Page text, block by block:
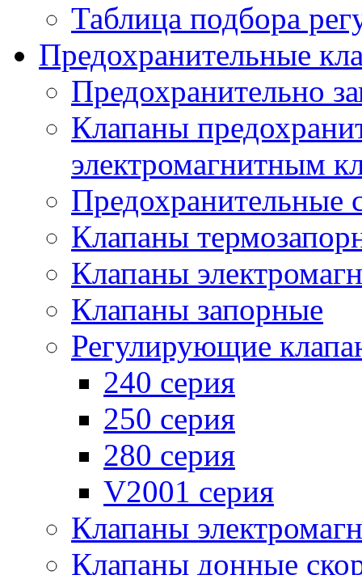
Таблица подбора
Предохранительные
Предохранительно
Клапаны
электромагнитным
Предохранительные
Клапаны
Клапаны
Клапаны запорные
Регулирующие
240 серия
250 серия
280 серия
V2001 серия
Клапаны
Клапаны донные